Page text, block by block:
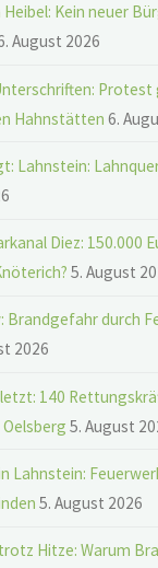
Kein neuer
August 2026
Protest
Hahnstätten 6.
Lahnstein:
Diez: 150.000
5. August
Brandgefahr durch
2026
140
5. August
Lahnstein:
5. August 2026
Hitze: Warum